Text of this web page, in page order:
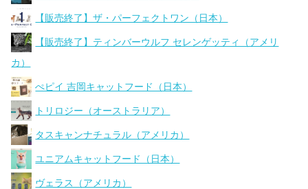
【販売終了】ザ・パーフェクトワン（日本）
【販売終了】ティンバーウルフ セレンゲッティ（アメリ
カ）
ぺピイ 吉岡キャットフード（日本）
トリロジー（オーストラリア）
タスキャンナチュラル（アメリカ）
ユニアムキャットフード（日本）
ヴェラス（アメリカ）